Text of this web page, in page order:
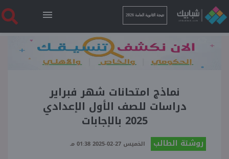
نتيجة الثانوية العامة 2026
الرئيسية
نتيجة الثانوية العامة 2026
أخبار ساخنة
نماذج امتحانات شهر فبراير
دراسات للصف الأول الإعدادي
2025 بالإجابات
روشتة الطالب الخميس 27-02-2025 01:38 مـ